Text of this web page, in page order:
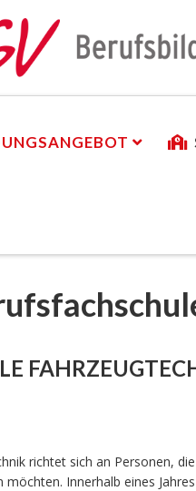
richtet sich an Personen,
Innerhalb eines